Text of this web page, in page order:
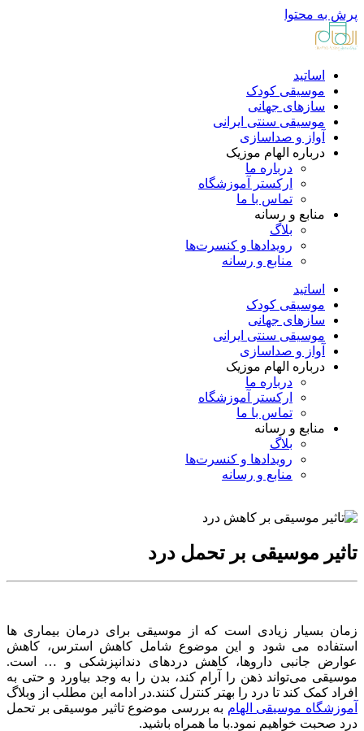
پرش به محتوا
اساتید
موسیقی کودک
سازهای جهانی
موسیقی سنتی ایرانی
آواز و صداسازی
درباره الهام موزیک
درباره ما
ارکستر آموزشگاه
تماس با ما
منابع و رسانه
بلاگ
رویدادها و کنسرت‌ها
منابع و رسانه
اساتید
موسیقی کودک
سازهای جهانی
موسیقی سنتی ایرانی
آواز و صداسازی
درباره الهام موزیک
درباره ما
ارکستر آموزشگاه
تماس با ما
منابع و رسانه
بلاگ
رویدادها و کنسرت‌ها
منابع و رسانه
تاثیر موسیقی بر تحمل درد
زمان بسیار زیادی است که از موسیقی برای درمان بیماری ها
استفاده می شود و این موضوع شامل کاهش استرس، کاهش
عوارض جانبی داروها، کاهش دردهای دندانپزشکی و … است.
موسیقی می‌تواند ذهن را آرام کند، بدن را به وجد بیاورد و حتی به
افراد کمک کند تا درد را بهتر کنترل کنند.در ادامه این مطلب از وبلاگ
آموزشگاه موسیقی الهام به بررسی موضوع تاثیر موسیقی بر تحمل
درد صحبت خواهیم نمود.با ما همراه باشید.